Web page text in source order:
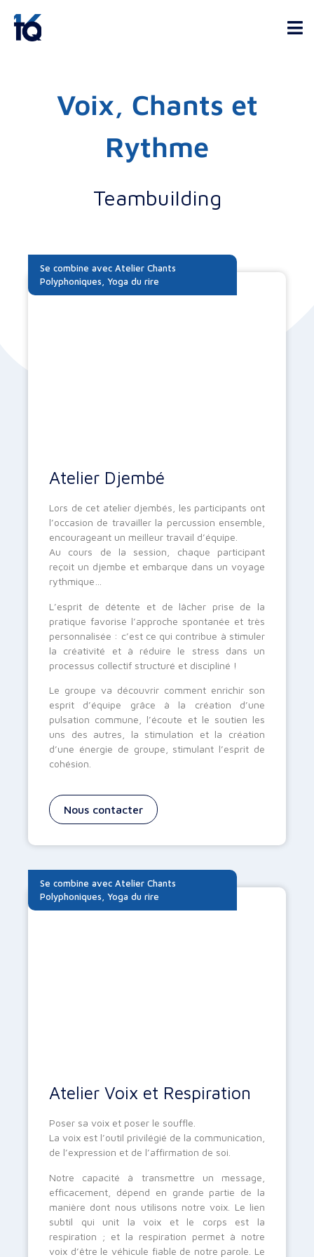
Voix, Chants et
Rythme
Teambuilding
Se combine avec Atelier Chants
Polyphoniques Yoga du rire
Atelier Djembé
Lors de cet atelier djembés, les participants ont
l’occasion de travailler la percussion ensemble,
encourageant un meilleur travail d’équipe.
Au cours de la session, chaque participant
reçoit un djembe et embarque dans un voyage
rythmique…
L’esprit de détente et de lâcher prise de la
pratique favorise l’approche spontanée et très
personnalisée : c’est ce qui contribue à stimuler
la créativité et à réduire le stress dans un
processus collectif structuré et discipliné !
Le groupe va découvrir comment enrichir son
esprit d’équipe grâce à la création d’une
pulsation commune, l’écoute et le soutien les
uns des autres, la stimulation et la création
d’une énergie de groupe, stimulant l’esprit de
cohésion.
Nous contacter
Se combine avec Atelier Chants
Polyphoniques, Yoga du rire
Atelier Voix et Respiration
Poser sa voix et poser le souffle.
La voix est l’outil privilégié de la communication,
de l’expression et de l’affirmation de soi.
Notre capacité à transmettre un message,
efficacement, dépend en grande partie de la
manière dont nous utilisons notre voix. Le lien
subtil qui unit la voix et le corps est la
respiration ; et la respiration permet à notre
voix d’être le véhicule fiable de notre parole. Le